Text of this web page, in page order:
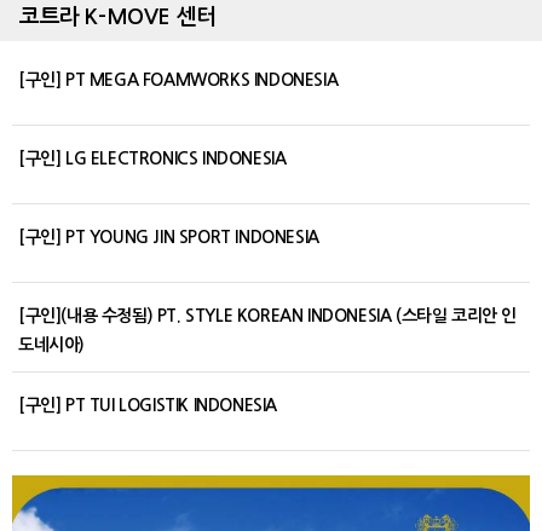
코트라 K-MOVE 센터
[구인] PT MEGA FOAMWORKS INDONESIA
[구인] LG ELECTRONICS INDONESIA
[구인] PT YOUNG JIN SPORT INDONESIA
[구인](내용 수정됨) PT. STYLE KOREAN INDONESIA (스타일 코리안 인
도네시아)
[구인] PT TUI LOGISTIK INDONESIA